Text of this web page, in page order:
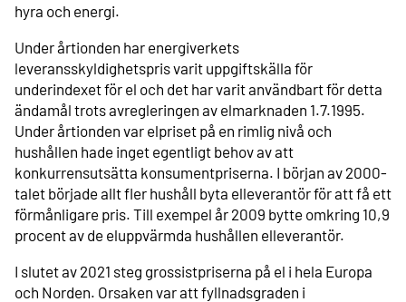
hyra och energi.
Under årtionden har energiverkets
leveransskyldighetspris varit uppgiftskälla för
underindexet för el och det har varit användbart för detta
ändamål trots avregleringen av elmarknaden 1.7.1995.
Under årtionden var elpriset på en rimlig nivå och
hushållen hade inget egentligt behov av att
konkurrensutsätta konsumentpriserna. I början av 2000-
talet började allt fler hushåll byta elleverantör för att få ett
förmånligare pris. Till exempel år 2009 bytte omkring 10,9
procent av de eluppvärmda hushållen elleverantör.
I slutet av 2021 steg grossistpriserna på el i hela Europa
och Norden. Orsaken var att fyllnadsgraden i